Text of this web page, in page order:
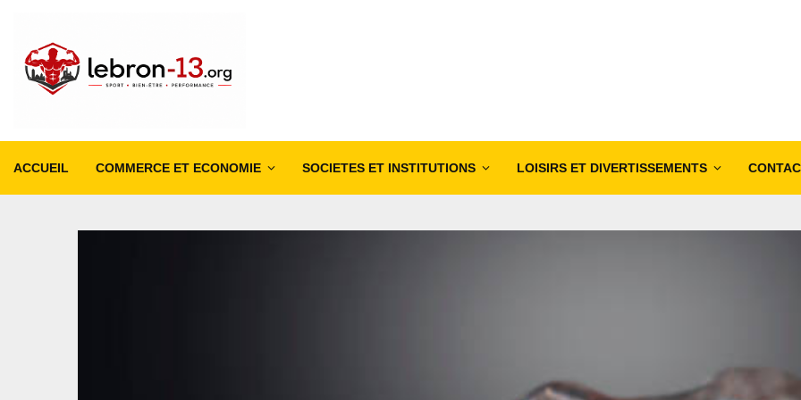
ACCUEIL COMMERCE ET ECONOMIE SOCIETES ET INSTITUTIONS LOISIRS ET DIVERTISSEMENTS